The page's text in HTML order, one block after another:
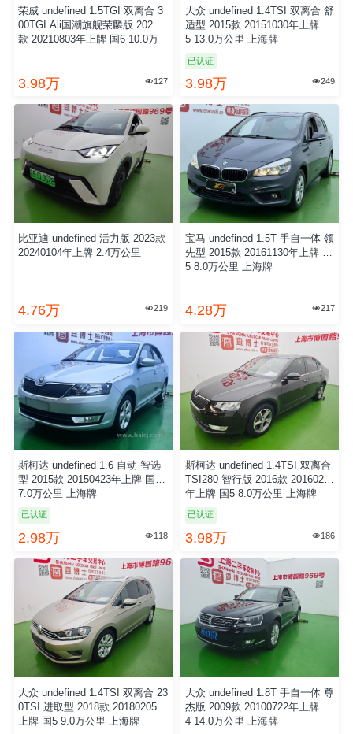
荣威 undefined 1.5TGI 双离合 3
00TGI Ali国潮旗舰荣麟版 2021
款 20210803年上牌 国6 10.0万
3.98万  127
大众 undefined 1.4TSI 双离合 舒
适型 2015款 20151030年上牌 国
5 13.0万公里 上海牌
已认证
3.98万 249
比亚迪 undefined 活力版 2023款
20240104年上牌 2.4万公里
4.76万 219
宝马 undefined 1.5T 手自一体 领
先型 2015款 20161130年上牌 欧
5 8.0万公里 上海牌
4.28万 217
斯柯达 undefined 1.6 自动 智选
型 2015款 20150423年上牌 国5
7.0万公里 上海牌
已认证
2.98万  118
斯柯达 undefined 1.4TSI 双离合
TSI280 智行版 2016款 20160219
年上牌 国5 8.0万公里 上海牌
已认证
3.98万  186
大众 undefined 1.4TSI 双离合 23
0TSI 进取型 2018款 20180205年
上牌 国5 9.0万公里 上海牌
大众 undefined 1.8T 手自一体 尊
杰版 2009款 20100722年上牌 国
4 14.0万公里 上海牌